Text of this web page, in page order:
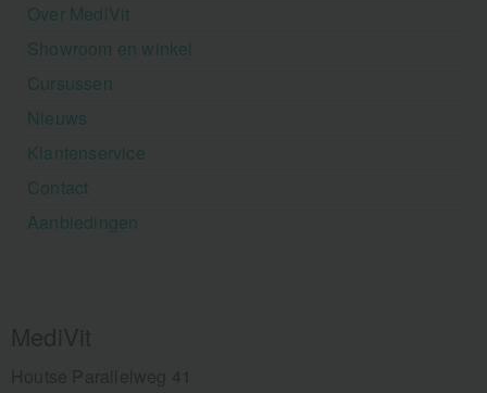
Over MediVit
Showroom en winkel
Cursussen
Nieuws
Klantenservice
Contact
Aanbiedingen